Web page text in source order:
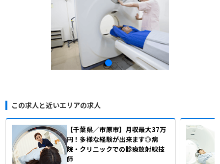
この求人と近いエリアの求人
【千葉県／市原市】月収最大37万
円！多様な経験が出来ます◎病
院・クリニックでの診療放射線技
師